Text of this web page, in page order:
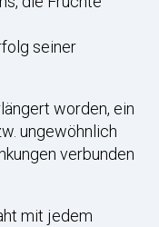
seiner
worden, ein
ungewöhnlich
verbunden
mit jedem